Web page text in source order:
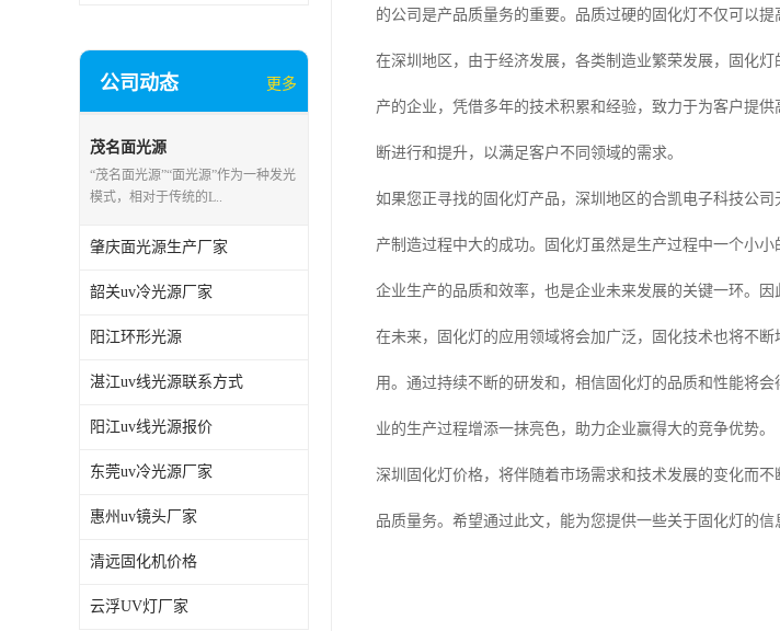
公司动态 更多
茂名面光源
“茂名面光源”“面光源”作为一种发光
模式，相对于传统的L..
肇庆面光源生产厂家
韶关uv冷光源厂家
阳江环形光源
湛江uv线光源联系方式
阳江uv线光源报价
东莞uv冷光源厂家
惠州uv镜头厂家
清远固化机价格
云浮UV灯厂家
的公司是产品质量务的重要。品质过硬的固化灯不仅可以
在深圳地区，由于经济发展，各类制造业繁荣发展，固化
产的企业，凭借多年的技术积累和经验，致力于为客户提
断进行和提升，以满足客户不同领域的需求。
如果您正寻找的固化灯产品，深圳地区的合凯电子科技公
产制造过程中大的成功。固化灯虽然是生产过程中一个小
企业生产的品质和效率，也是企业未来发展的关键一环。
在未来，固化灯的应用领域将会加广泛，固化技术也将不
用。通过持续不断的研发和，相信固化灯的品质和性能将
业的生产过程增添一抹亮色，助力企业赢得大的竞争优势。
深圳固化灯价格，将伴随着市场需求和技术发展的变化而
品质量务。希望通过此文，能为您提供一些关于固化灯的